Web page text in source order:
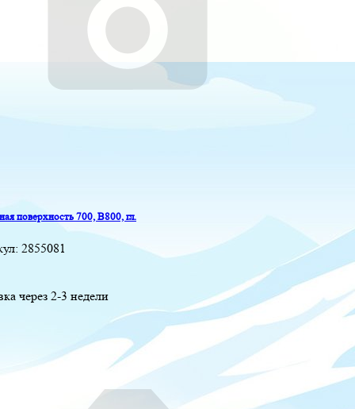
поверхность 700, B800, гл.
2855081
через 2-3 недели